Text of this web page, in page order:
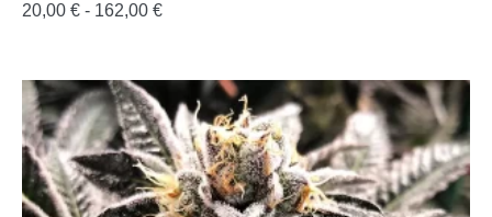
20,00 € - 162,00 €